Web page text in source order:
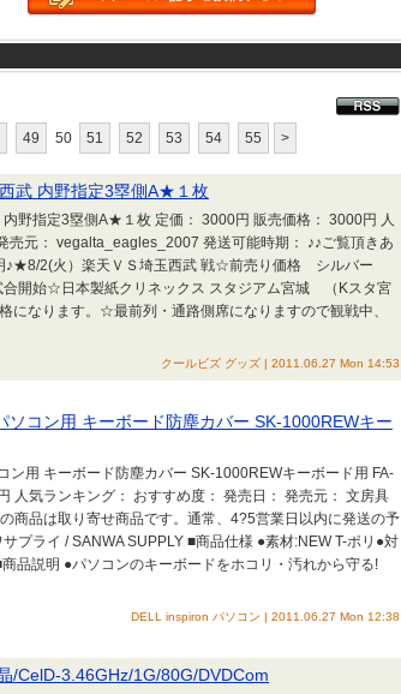
49 50 51 52 53 54 55 >
武 内野指定3塁側A★１枚
野指定3塁側A★１枚 定価： 3000円 販売価格： 3000円 人
売元： vegalta_eagles_2007 発送可能時期： ♪♪ご覧頂きあ
2(火）楽天ＶＳ埼玉西武 戦☆前売り価格 シルバー
開始☆日本製紙クリネックス スタジアム宮城 （Kスタ宮
なります。☆最前列・通路側席になりますので観戦中、
クールビズ グッズ | 2011.06.27 Mon 14:53
コン用 キーボード防塵カバー SK-1000REWキー
ン用 キーボード防塵カバー SK-1000REWキーボード用 FA-
人気ランキング： おすすめ度： 発売日： 発売元： 文房具
商品は取り寄せ商品です。通常、4?5営業日以内に発送の予
プライ / SANWA SUPPLY ■商品仕様 ●素材:NEW T-ポリ●対
品説明 ●パソコンのキーボードをホコリ・汚れから守る!
DELL inspiron パソコン | 2011.06.27 Mon 12:38
/CelD-3.46GHz/1G/80G/DVDCom